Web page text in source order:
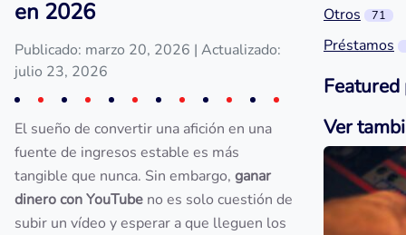
en 2026
Publicado: marzo 20, 2026 | Actualizado:
julio 23, 2026
El sueño de convertir una afición en una
fuente de ingresos estable es más
tangible que nunca. Sin embargo, ganar
dinero con YouTube no es solo cuestión de
subir un vídeo y esperar a que lleguen los
Otros 71
Préstamos
Featured
Ver